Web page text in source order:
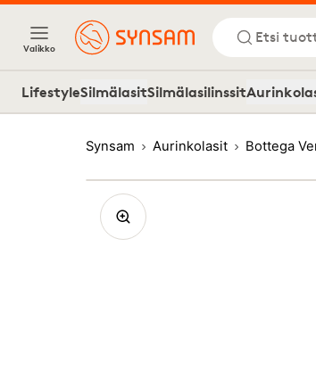
Valikko
Etsi
LifestyleSilmälasitSilmälasilinssit
Synsam Aurinkolasit Bottega